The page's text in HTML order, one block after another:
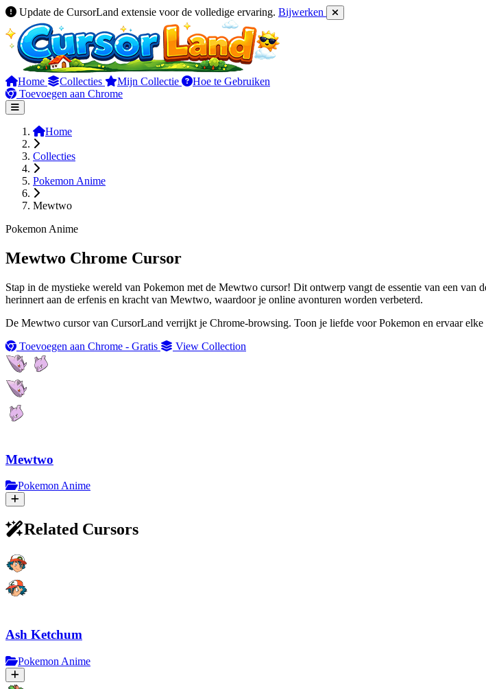
Update de CursorLand extensie voor de volledige ervaring. Bijwerken
Home Collecties Mijn Collectie
Hoe te Gebruiken
Toevoegen aan Chrome
Home
Collecties
Pokemon Anime
Mewtwo
Pokemon Anime
Mewtwo Chrome Cursor
Stap in de mystieke wereld van Pokemon met de Mewtwo cursor! Dit ontwerp vangt de essentie van een
herinnert aan de erfenis en kracht van Mewtwo, waardoor je online avonturen worden verbeterd.
De Mewtwo cursor van CursorLand verrijkt je Chrome-browsing. Toon je liefde voor Pokemon en ervaar elke
Toevoegen aan Chrome - Gratis
View Collection
Mewtwo
Pokemon Anime
Related Cursors
Ash Ketchum
Pokemon Anime